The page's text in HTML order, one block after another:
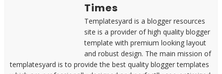
Times
Templatesyard is a blogger resources
site is a provider of high quality blogger
template with premium looking layout
and robust design. The main mission of
templatesyard is to provide the best quality blogger templates